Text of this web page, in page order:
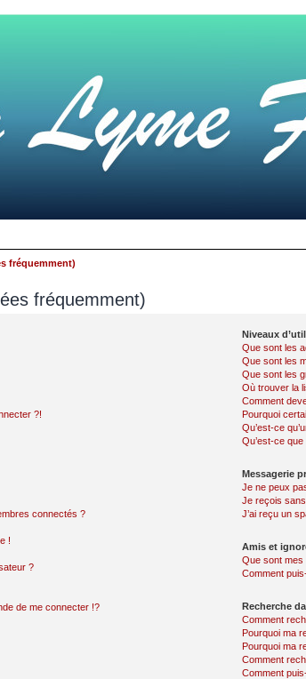
fréquemment)
fréquemment)
?!
connectés ?
!
?
de me connecter !?
Niveaux
Que sont les
Que sont les
Que sont les
Où trouver la
Comment
Pourquoi
Qu’est-ce
Qu’est-ce que
Messagerie
Je ne peux
Je reçois
J’ai reçu un
Amis et
Que sont mes
Comment
Recherche
Comment
Pourquoi ma
Pourquoi ma
Comment
Comment